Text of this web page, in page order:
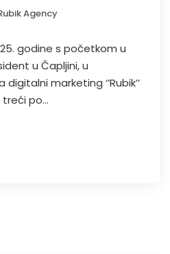
Agency
godine s početkom u
u Čapljini, u
marketing ‘’Rubik’’
po...